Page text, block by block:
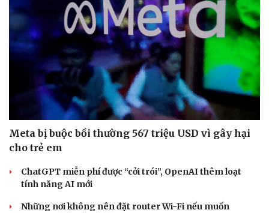
Meta bị buộc bồi thường 567 triệu USD vì gây hại
cho trẻ em
ChatGPT miễn phí được “cởi trói”, OpenAI thêm loạt
tính năng AI mới
Những nơi không nên đặt router Wi-Fi nếu muốn